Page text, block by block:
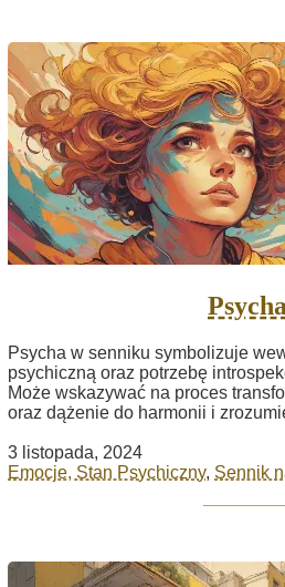
Psycha w senniku symbolizuje
psychiczną oraz potrzebę
Może wskazywać na proces
oraz dążenie do harmonii i
3 listopada, 2024
Emocje, Stan Psychiczny, Sennik